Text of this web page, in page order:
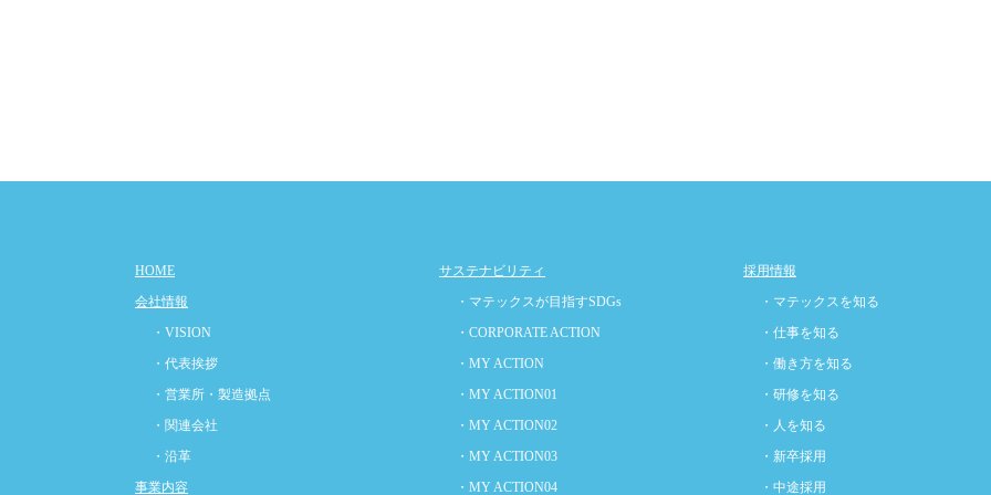
HOME
会社情報
・VISION
・代表挨拶
・営業所・製造拠点
・関連会社
・沿革
事業内容
サステナビリティ
・マテックスが目指すSDGs
・CORPORATE ACTION
・MY ACTION
・MY ACTION01
・MY ACTION02
・MY ACTION03
・MY ACTION04
採用情報
・マテックスを知る
・仕事を知る
・働き方を知る
・研修を知る
・人を知る
・新卒採用
・中途採用